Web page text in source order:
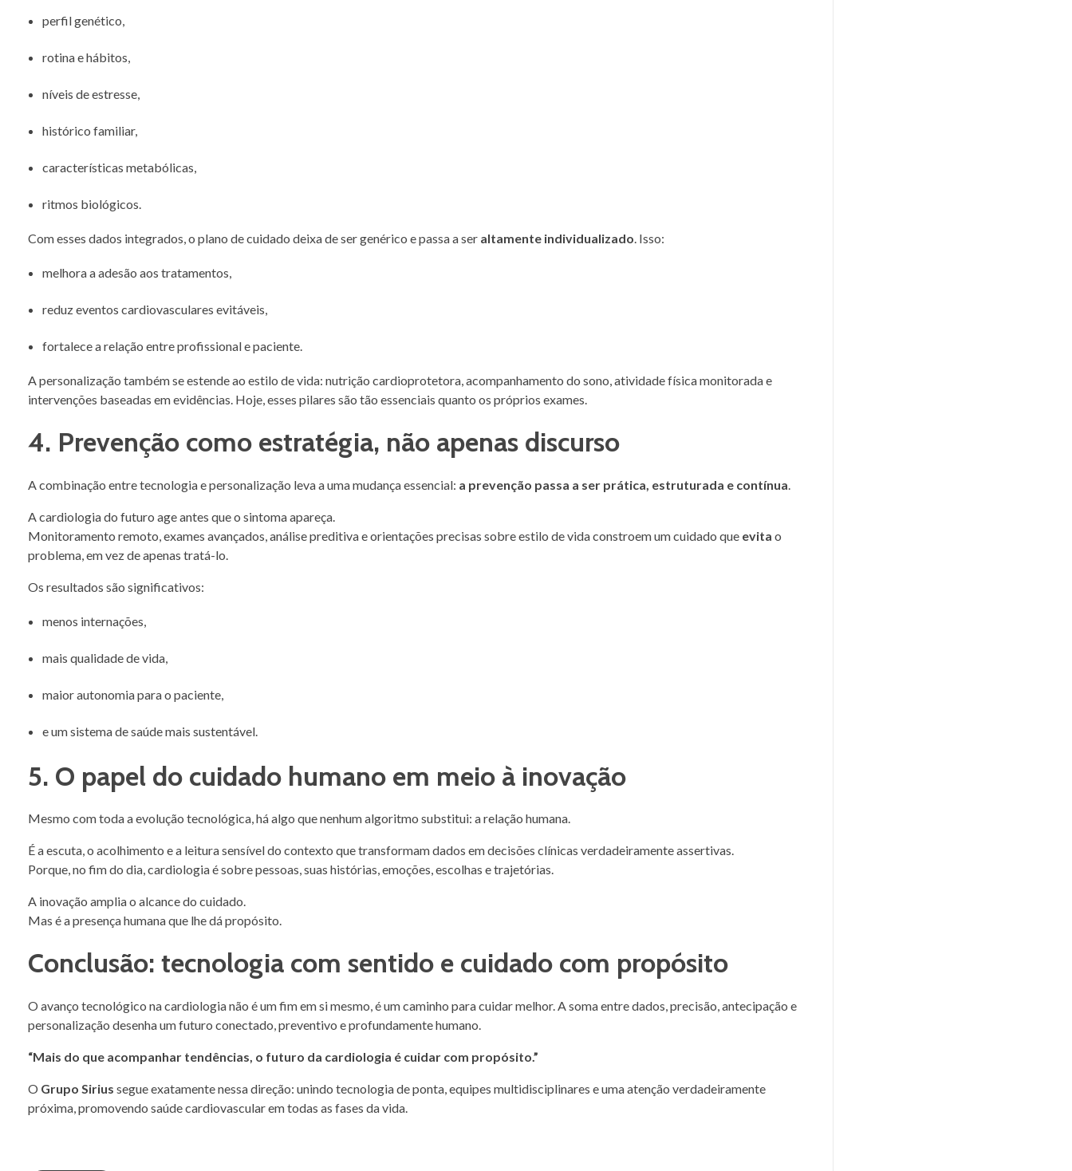
perfil genético,
rotina e hábitos,
níveis de estresse,
histórico familiar,
características metabólicas,
ritmos biológicos.
Com esses dados integrados, o plano de cuidado deixa de ser genérico e passa a ser altamente individualizado . Isso:
melhora a adesão aos tratamentos,
reduz eventos cardiovasculares evitáveis,
fortalece a relação entre profissional e paciente.
A personalização também se estende ao estilo de vida: nutrição cardioprotetora, acompanhamento do sono, atividade física monitorada e
intervenções baseadas em evidências. Hoje, esses pilares são tão essenciais quanto os próprios exames.
4. Prevenção como estratégia, não apenas discurso
A combinação entre tecnologia e personalização leva a uma mudança essencial: a prevenção passa a ser prática, estruturada e contínua
A cardiologia do futuro age antes que o sintoma apareça.
Monitoramento remoto, exames avançados, análise preditiva e orientações precisas sobre estilo de vida constroem um cuidado que evita o
problema, em vez de apenas tratá-lo.
Os resultados são significativos:
menos internações,
mais qualidade de vida,
maior autonomia para o paciente,
e um sistema de saúde mais sustentável.
5. O papel do cuidado humano em meio à inovação
Mesmo com toda a evolução tecnológica, há algo que nenhum algoritmo substitui: a relação humana.
É a escuta, o acolhimento e a leitura sensível do contexto que transformam dados em decisões clínicas verdadeiramente assertivas.
Porque, no fim do dia, cardiologia é sobre pessoas, suas histórias, emoções, escolhas e trajetórias.
A inovação amplia o alcance do cuidado.
Mas é a presença humana que lhe dá propósito.
Conclusão: tecnologia com sentido e cuidado com propósito
O avanço tecnológico na cardiologia não é um fim em si mesmo, é um caminho para cuidar melhor. A soma entre dados, precisão, antecipação e
personalização desenha um futuro conectado, preventivo e profundamente humano.
“Mais do que acompanhar tendências, o futuro da cardiologia é cuidar com propósito.”
O Grupo Sirius segue exatamente nessa direção: unindo tecnologia de ponta, equipes multidisciplinares e uma atenção verdadeiramente
próxima, promovendo saúde cardiovascular em todas as fases da vida.